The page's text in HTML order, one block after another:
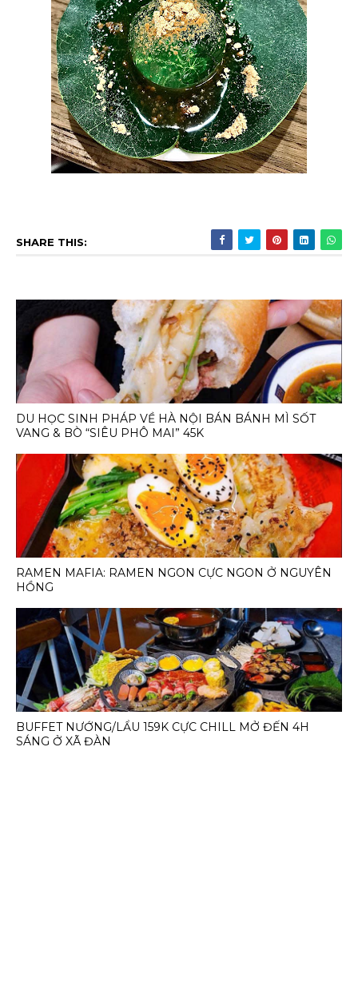
SHARE THIS:
DU HỌC SINH PHÁP VỀ HÀ NỘI BÁN BÁNH MÌ SỐT
VANG & BÒ “SIÊU PHÔ MAI” 45K
RAMEN MAFIA: RAMEN NGON CỰC NGON Ở NGUYÊN
HỒNG
BUFFET NƯỚNG/LẨU 159K CỰC CHILL MỞ ĐẾN 4H
SÁNG Ở XÃ ĐÀN